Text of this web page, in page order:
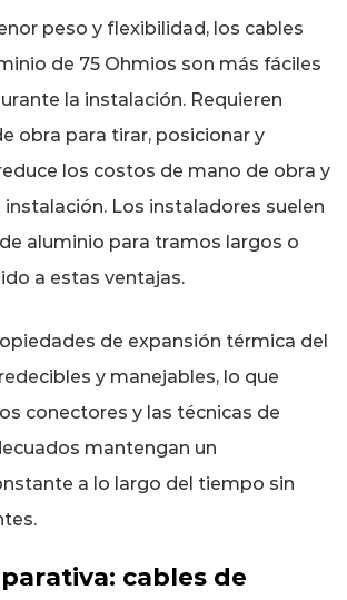
peso y flexibilidad, los cables
de 75 Ohmios son más fáciles
la instalación. Requieren
obra para tirar, posicionar y
los costos de mano de obra y
Los instaladores suelen
aluminio para tramos largos o
a estas ventajas.
de expansión térmica del
y manejables, lo que
conectores y las técnicas de
mantengan un
a lo largo del tiempo sin
cables de